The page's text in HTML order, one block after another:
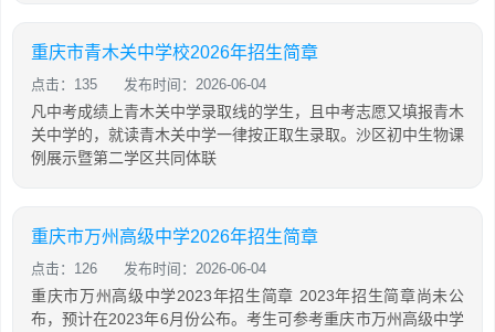
重庆市青木关中学校2026年招生简章
点击：135 发布时间：2026-06-04
凡中考成绩上青木关中学录取线的学生，且中考志愿又填报青木
关中学的，就读青木关中学一律按正取生录取。沙区初中生物课
例展示暨第二学区共同体联
重庆市万州高级中学2026年招生简章
点击：126 发布时间：2026-06-04
重庆市万州高级中学2023年招生简章 2023年招生简章尚未公
布，预计在2023年6月份公布。考生可参考重庆市万州高级中学